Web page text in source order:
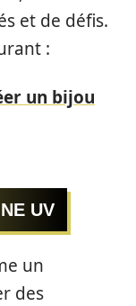
et de défis.
:
un bijou
UV
un
des